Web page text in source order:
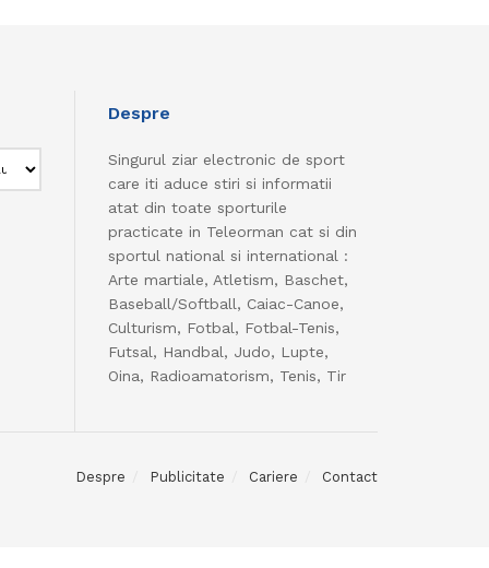
Despre
Singurul ziar electronic de sport
care iti aduce stiri si informatii
atat din toate sporturile
practicate in Teleorman cat si din
sportul national si international :
Arte martiale, Atletism, Baschet,
Baseball/Softball, Caiac-Canoe,
Culturism, Fotbal, Fotbal-Tenis,
Futsal, Handbal, Judo, Lupte,
Oina, Radioamatorism, Tenis, Tir
Despre Publicitate Cariere Contact